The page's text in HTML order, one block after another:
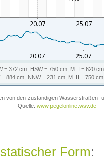
statischer Form: